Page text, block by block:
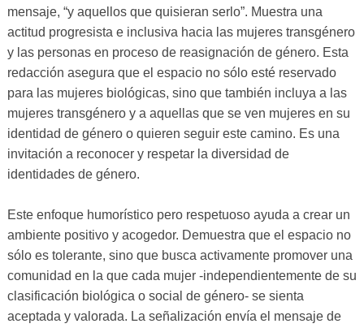
mensaje, “y aquellos que quisieran serlo”. Muestra una
actitud progresista e inclusiva hacia las mujeres transgénero
y las personas en proceso de reasignación de género. Esta
redacción asegura que el espacio no sólo esté reservado
para las mujeres biológicas, sino que también incluya a las
mujeres transgénero y a aquellas que se ven mujeres en su
identidad de género o quieren seguir este camino. Es una
invitación a reconocer y respetar la diversidad de
identidades de género.
Este enfoque humorístico pero respetuoso ayuda a crear un
ambiente positivo y acogedor. Demuestra que el espacio no
sólo es tolerante, sino que busca activamente promover una
comunidad en la que cada mujer -independientemente de su
clasificación biológica o social de género- se sienta
aceptada y valorada. La señalización envía el mensaje de